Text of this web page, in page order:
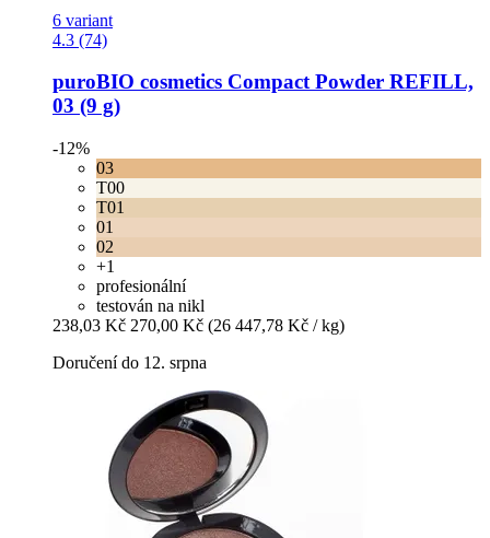
6 variant
4.3 (74)
puroBIO cosmetics Compact Powder REFILL,
03 (9 g)
-12%
03
T00
T01
01
02
+1
profesionální
testován na nikl
238,03 Kč 270,00 Kč (26 447,78 Kč / kg)
Doručení do 12. srpna